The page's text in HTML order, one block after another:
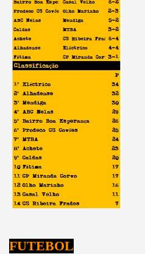
FUTEBOL